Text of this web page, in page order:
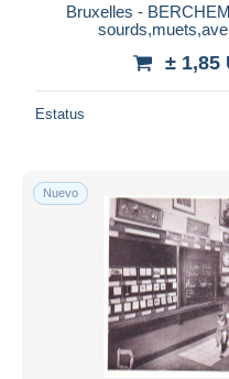
Bruxelles -
± 1,85
Estatus
Nuevo